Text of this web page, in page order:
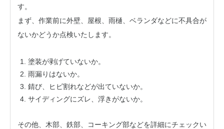
す。
まず、作業前に外壁、屋根、雨樋、ベランダなどに不具合が
ないかどうか点検いたします。
塗装が剥げていないか。
雨漏りはないか。
錆び、ヒビ割れなどが出ていないか。
サイディングにズレ、浮きがないか。
その他、木部、鉄部、コーキング部などを詳細にチェックい